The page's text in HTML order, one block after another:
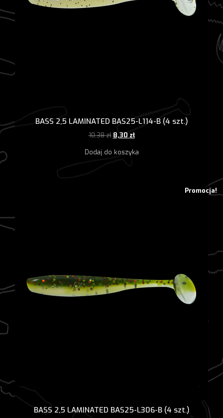
BASS 2,5 LAMINATED BAS25-L114-B (4 szt.)
10,38zł Pierwotna
wynosiła:
8,30 złAktualna
wynosi:
Dodaj do koszyka
Promocja!
BASS 2,5 LAMINATED BAS25-L306-B (4 szt.)